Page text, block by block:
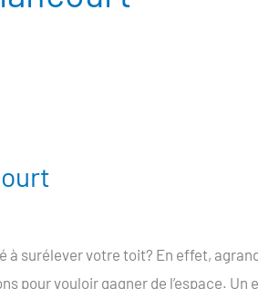
surélever votre toit? En effet,
pour vouloir gagner de l’espace.